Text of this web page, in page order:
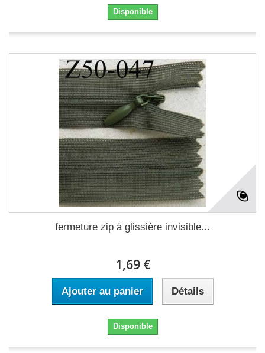
Disponible
fermeture zip à glissière invisible...
1,69 €
Ajouter au panier Détails
Disponible